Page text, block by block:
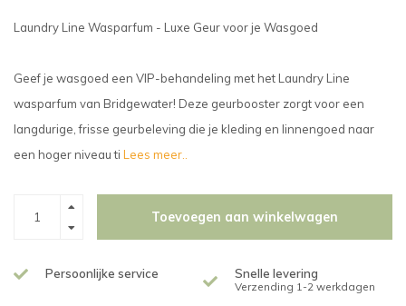
Laundry Line Wasparfum - Luxe Geur voor je Wasgoed
Geef je wasgoed een VIP-behandeling met het Laundry Line
wasparfum van Bridgewater! Deze geurbooster zorgt voor een
langdurige, frisse geurbeleving die je kleding en linnengoed naar
een hoger niveau ti Lees meer..
Toevoegen aan winkelwagen
Persoonlijke service Snelle levering
Verzending 1-2 werkdagen